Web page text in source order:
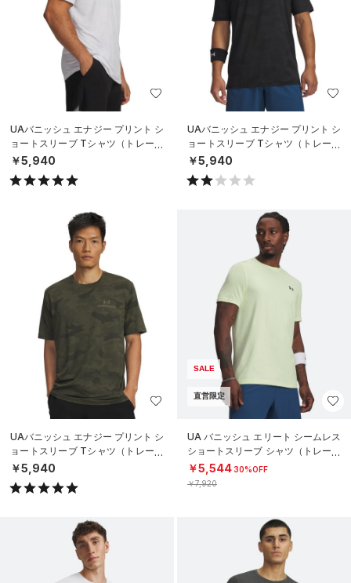
UAバニッシュ エナジー プリント シ
ョートスリーブ Tシャツ（トレーニ
ング/MEN）
￥5,940
UAバニッシュ エナジー プリント シ
ョートスリーブ Tシャツ（トレーニ
ング/MEN）
￥5,940
UAバニッシュ エナジー プリント シ
ョートスリーブ Tシャツ（トレーニ
ング/MEN）
￥5,940
SALE
直営限定
UA バニッシュ エリート シームレス
ショートスリーブ シャツ（トレーニ
ング/MEN）
￥5,54430%OFF
￥7,920